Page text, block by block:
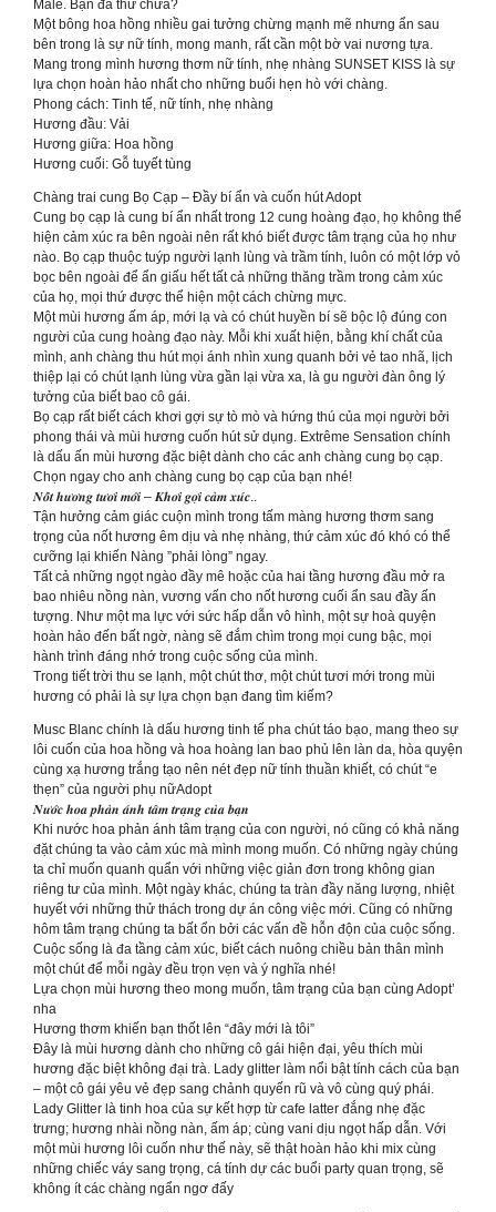
Male. Bạn đã thử chưa?
Một bông hoa hồng nhiều gai tưởng chừng mạnh mẽ nhưng ẩn sau
bên trong là sự nữ tính, mong manh, rất cần một bờ vai nương tựa.
Mang trong mình hương thơm nữ tính, nhẹ nhàng SUNSET KISS là sự
lựa chọn hoàn hảo nhất cho những buổi hẹn hò với chàng.
Phong cách: Tinh tế, nữ tính, nhẹ nhàng
Hương đầu: Vải
Hương giữa: Hoa hồng
Hương cuối: Gỗ tuyết tùng
Chàng trai cung Bọ Cạp – Đầy bí ẩn và cuốn hút Adopt
Cung bọ cạp là cung bí ẩn nhất trong 12 cung hoàng đạo, họ không thể
hiện cảm xúc ra bên ngoài nên rất khó biết được tâm trạng của họ như
nào. Bọ cạp thuộc tuýp người lạnh lùng và trầm tính, luôn có một lớp vỏ
bọc bên ngoài để ẩn giấu hết tất cả những thăng trầm trong cảm xúc
của họ, mọi thứ được thể hiện một cách chừng mực.
Một mùi hương ấm áp, mới lạ và có chút huyền bí sẽ bộc lộ đúng con
người của cung hoàng đạo này. Mỗi khi xuất hiện, bằng khí chất của
mình, anh chàng thu hút mọi ánh nhìn xung quanh bởi vẻ tao nhã, lịch
thiệp lại có chút lạnh lùng vừa gần lại vừa xa, là gu người đàn ông lý
tưởng của biết bao cô gái.
Bọ cạp rất biết cách khơi gợi sự tò mò và hứng thú của mọi người bởi
phong thái và mùi hương cuốn hút sử dụng. Extrême Sensation chính
là dấu ấn mùi hương đặc biệt dành cho các anh chàng cung bọ cạp.
Chọn ngay cho anh chàng cung bọ cạp của bạn nhé!
𝑵𝒐̂́𝒕 𝒉𝒖̛𝒐̛𝒏𝒈 𝒕𝒖̛𝒐̛𝒊 𝒎𝒐̛́𝒊 – 𝑲𝒉𝒐̛𝒊 𝒈𝒐̛̣𝒊 𝒄𝒂̉𝒎 𝒙𝒖́𝒄..
Tận hưởng cảm giác cuộn mình trong tấm màng hương thơm sang
trọng của nốt hương êm dịu và nhẹ nhàng, thứ cảm xúc đó khó có thể
cưỡng lại khiến Nàng ”phải lòng” ngay.
Tất cả những ngọt ngào đầy mê hoặc của hai tầng hương đầu mở ra
bao nhiêu nồng nàn, vương vấn cho nốt hương cuối ẩn sau đầy ấn
tượng. Như một ma lực với sức hấp dẫn vô hình, một sự hoà quyện
hoàn hảo đến bất ngờ, nàng sẽ đắm chìm trong mọi cung bậc, mọi
hành trình đáng nhớ trong cuộc sống của mình.
Trong tiết trời thu se lạnh, một chút thơ, một chút tươi mới trong mùi
hương có phải là sự lựa chọn bạn đang tìm kiếm?
Musc Blanc chính là dấu hương tinh tế pha chút táo bạo, mang theo sự
lôi cuốn của hoa hồng và hoa hoàng lan bao phủ lên làn da, hòa quyện
cùng xạ hương trắng tạo nên nét đẹp nữ tính thuần khiết, có chút “e
thẹn” của người phụ nữAdopt
𝑵𝒖̛𝒐̛́𝒄 𝒉𝒐𝒂 𝒑𝒉𝒂̉𝒏 𝒂́𝒏𝒉 𝒕𝒂̂𝒎 𝒕𝒓𝒂̣𝒏𝒈 𝒄𝒖̉𝒂 𝒃𝒂̣𝒏
Khi nước hoa phản ánh tâm trạng của con người, nó cũng có khả năng
đặt chúng ta vào cảm xúc mà mình mong muốn. Có những ngày chúng
ta chỉ muốn quanh quẩn với những việc giản đơn trong không gian
riêng tư của mình. Một ngày khác, chúng ta tràn đầy năng lượng, nhiệt
huyết với những thử thách trong dự án công việc mới. Cũng có những
hôm tâm trạng chúng ta bất ổn bởi các vấn đề hỗn độn của cuộc sống.
Cuộc sống là đa tầng cảm xúc, biết cách nuông chiều bản thân mình
một chút để mỗi ngày đều trọn vẹn và ý nghĩa nhé!
Lựa chọn mùi hương theo mong muốn, tâm trạng của bạn cùng Adopt’
nha
Hương thơm khiến bạn thốt lên “đây mới là tôi”
Đây là mùi hương dành cho những cô gái hiện đại, yêu thích mùi
hương đặc biệt không đại trà. Lady glitter làm nổi bật tính cách của bạn
– một cô gái yêu vẻ đẹp sang chảnh quyến rũ và vô cùng quý phái.
Lady Glitter là tinh hoa của sự kết hợp từ cafe latter đắng nhẹ đặc
trưng; hương nhài nồng nàn, ấm áp; cùng vani dịu ngọt hấp dẫn. Với
một mùi hương lôi cuốn như thế này, sẽ thật hoàn hảo khi mix cùng
những chiếc váy sang trọng, cá tính dự các buổi party quan trọng, sẽ
không ít các chàng ngẩn ngơ đấy